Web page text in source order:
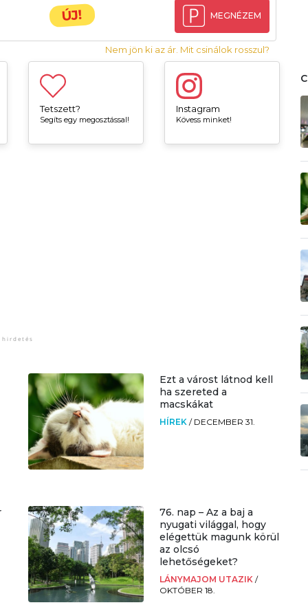
ÚJ! MEGNÉZEM
Nem jön ki az ár. Mit csinálok rosszul?
Tetszett?
Segíts egy megosztással!
Instagram
Kövess minket!
Ezt a várost látnod kell
ha szereted a
macskákat
HÍREK / DECEMBER 31.
76. nap – Az a baj a
nyugati világgal, hogy
elégettük magunk körül
az olcsó
lehetőségeket?
LÁNYMAJOM UTAZIK /
OKTÓBER 18.